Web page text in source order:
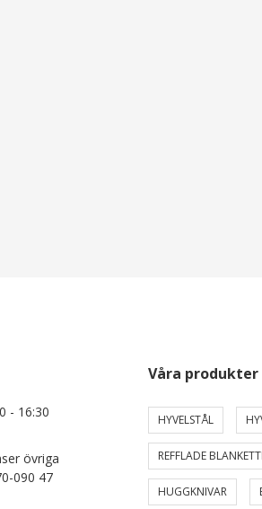
- 16:30
övriga
090 47
Våra produkter
HYVELSTÅL
REFFLADE
HUGGKNIVAR